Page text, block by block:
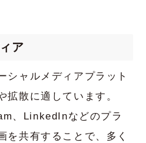
ア
シャルメディアプラット
拡散に適しています。
、LinkedInなどのプラ
を共有することで、多く